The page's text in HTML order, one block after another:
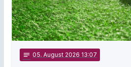
notes 05. August 2026 13:07